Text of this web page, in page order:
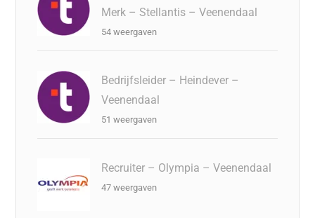
Merk – Stellantis – Veenendaal
54 weergaven
Bedrijfsleider – Heindever –
Veenendaal
51 weergaven
Recruiter – Olympia – Veenendaal
47 weergaven